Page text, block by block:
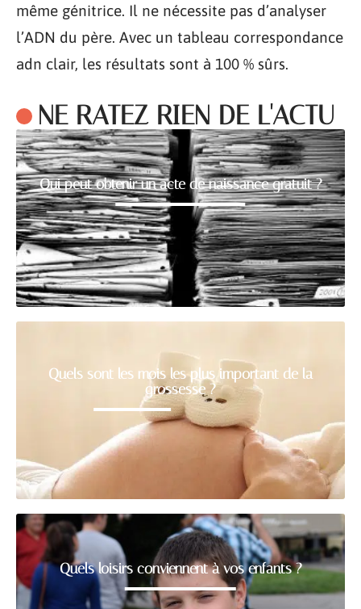
même génitrice. Il ne nécessite pas d’analyser
l’ADN du père. Avec un tableau correspondance
adn clair, les résultats sont à 100 % sûrs.
NE RATEZ RIEN DE L'ACTU
Qui peut obtenir un acte de naissance gratuit ?
Quels sont les mois les plus important de la
grossesse ?
Quels loisirs conviennent à vos enfants ?